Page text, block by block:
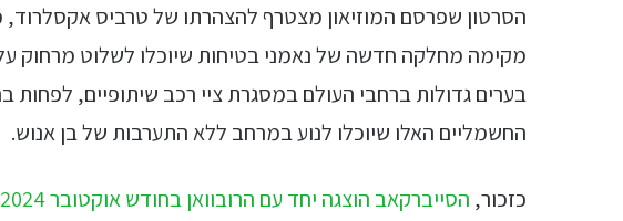
הסרטון שפרסם המוזיאון מצטרף להצהרתו של טרביס
מקימה מחלקה חדשה של נאמני בטיחות שיוכלו לשלוט מרחוק
בערים גדולות ברחבי העולם במסגרת ציי רכב שיתופיים, לפחות
החשמליים האלו שיוכלו לנוע במרחב ללא התערבות של בן אנוש.
כזכור, הסייברקאב הוצגה יחד עם הרובוואן בחודש אוקטובר 2024